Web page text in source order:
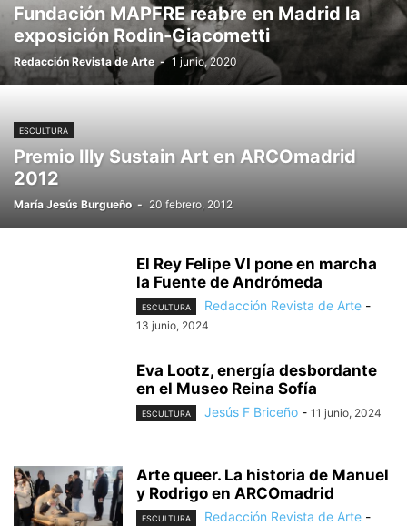
Fundación MAPFRE reabre en Madrid la
exposición Rodin-Giacometti
Redacción Revista de Arte - 1 junio, 2020
ESCULTURA
Premio Illy Sustain Art en ARCOmadrid
2012
María Jesús Burgueño - 20 febrero, 2012
El Rey Felipe VI pone en marcha
la Fuente de Andrómeda
ESCULTURA Redacción Revista de Arte -
13 junio, 2024
Eva Lootz, energía desbordante
en el Museo Reina Sofía
ESCULTURA Jesús F Briceño - 11 junio, 2024
Arte queer. La historia de Manuel
y Rodrigo en ARCOmadrid
ESCULTURA Redacción Revista de Arte -